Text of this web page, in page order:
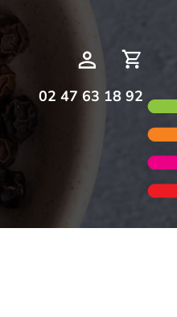
Mon
devis
02 47 63 18 92